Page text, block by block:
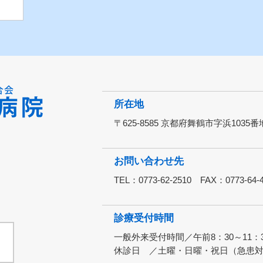
所在地
〒625-8585 京都府舞鶴市字浜1035番
お問い合わせ先
TEL：0773-62-2510 FAX：0773-64-
診療受付時間
一般外来受付時間／午前8：30～11：
休診日 ／土曜・日曜・祝日（急患対